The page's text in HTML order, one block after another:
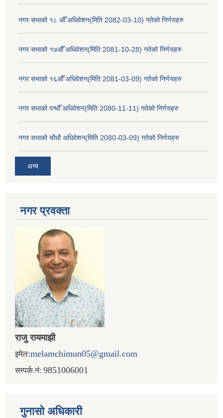
नगर सभाको १८ औँ अधिवेशन(मिति 2082-03-10) गतेको निर्णयहरु
नगर सभाको १७औँ अधिवेशन(मिति 2081-10-28) गतेको निर्णयहरु
नगर सभाको १६औँ अधिवेशन(मिति 2081-03-09) गतेको निर्णयहरु
नगर सभाको पन्धौँ अधिवेशन(मिति 2080-11-11) गतेको निर्णयहरु
नगर सभाको चौधौ अधिवेशन(मिति 2080-03-09) गतेको निर्णयहरु
अन्य
नगर प्रव‌क्ता
राजु रायमाझी
इमेल:melamchimun05@gmail.com
सम्पर्क.नं: 9851006001
गुनासो अधिकारी